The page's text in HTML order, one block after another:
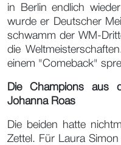
in Berlin endlich
wurde er Deutscher
schwamm der WM-
die
einem "Comeback"
Die Champions aus
Johanna Roas
Die beiden hatte
Zettel. Für Laura